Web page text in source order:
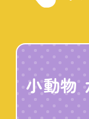
小動物